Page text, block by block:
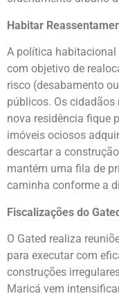
Habitar
A política habitacional
com objetivo de
risco (desabamento
públicos. Os cidadãos
nova residência fique
imóveis ociosos
descartar a
mantém uma fila de
caminha conforme a
Fiscalizações do
O Gated realiza
para executar com
construções
Maricá vem